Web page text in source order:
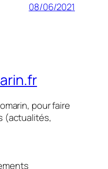
08/06/2021
pour faire
(actualités,